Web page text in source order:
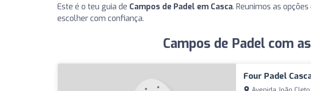
Este é o teu guia de Campos de Padel em Casca. Reunimos as
escolher com confiança.
Campos de Padel com
Four Padel